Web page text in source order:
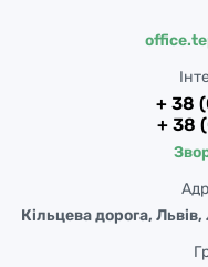
+ 38
+ 38
Кільцева дорога,